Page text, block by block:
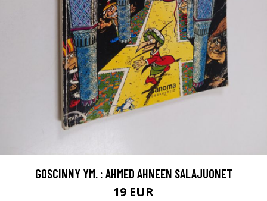
GOSCINNY YM. : AHMED AHNEEN SALAJUONET
19 EUR